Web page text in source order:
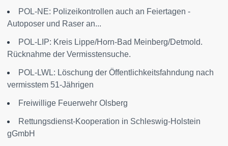
POL-NE: Polizeikontrollen auch an Feiertagen -
Autoposer und Raser an...
POL-LIP: Kreis Lippe/Horn-Bad Meinberg/Detmold.
Rücknahme der Vermisstensuche.
POL-LWL: Löschung der Öffentlichkeitsfahndung nach
vermisstem 51-Jährigen
Freiwillige Feuerwehr Olsberg
Rettungsdienst-Kooperation in Schleswig-Holstein
gGmbH